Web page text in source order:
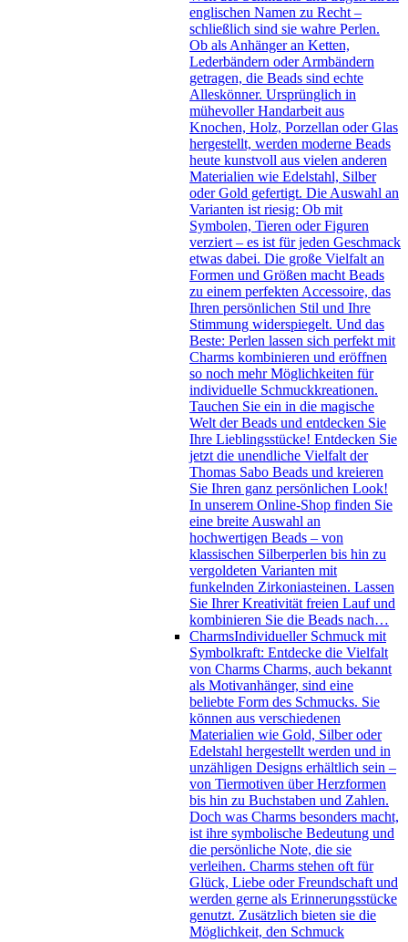
englischen Namen zu Recht –
schließlich sind sie wahre Perlen.
Ob als Anhänger an Ketten,
Lederbändern oder Armbändern
getragen, die Beads sind echte
Alleskönner. Ursprünglich in
mühevoller Handarbeit aus
Knochen, Holz, Porzellan oder Glas
hergestellt, werden moderne Beads
heute kunstvoll aus vielen anderen
Materialien wie Edelstahl, Silber
oder Gold gefertigt. Die Auswahl an
Varianten ist riesig: Ob mit
Symbolen, Tieren oder Figuren
verziert – es ist für jeden Geschmack
etwas dabei. Die große Vielfalt an
Formen und Größen macht Beads
zu einem perfekten Accessoire, das
Ihren persönlichen Stil und Ihre
Stimmung widerspiegelt. Und das
Beste: Perlen lassen sich perfekt mit
Charms kombinieren und eröffnen
so noch mehr Möglichkeiten für
individuelle Schmuckkreationen.
Tauchen Sie ein in die magische
Welt der Beads und entdecken Sie
Ihre Lieblingsstücke! Entdecken Sie
jetzt die unendliche Vielfalt der
Thomas Sabo Beads und kreieren
Sie Ihren ganz persönlichen Look!
In unserem Online-Shop finden Sie
eine breite Auswahl an
hochwertigen Beads – von
klassischen Silberperlen bis hin zu
vergoldeten Varianten mit
funkelnden Zirkoniasteinen. Lassen
Sie Ihrer Kreativität freien Lauf und
kombinieren Sie die Beads nach…
CharmsIndividueller Schmuck mit
Symbolkraft: Entdecke die Vielfalt
von Charms Charms, auch bekannt
als Motivanhänger, sind eine
beliebte Form des Schmucks. Sie
können aus verschiedenen
Materialien wie Gold, Silber oder
Edelstahl hergestellt werden und in
unzähligen Designs erhältlich sein –
von Tiermotiven über Herzformen
bis hin zu Buchstaben und Zahlen.
Doch was Charms besonders macht,
ist ihre symbolische Bedeutung und
die persönliche Note, die sie
verleihen. Charms stehen oft für
Glück, Liebe oder Freundschaft und
werden gerne als Erinnerungsstücke
genutzt. Zusätzlich bieten sie die
Möglichkeit, den Schmuck